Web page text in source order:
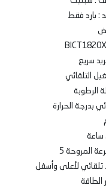
: بارد فقط
سريع
التلقائي
الرطوبة
بدرجة الحرارة
المروحة 5
تلقائي لأعلى وأسفل
الطاقة